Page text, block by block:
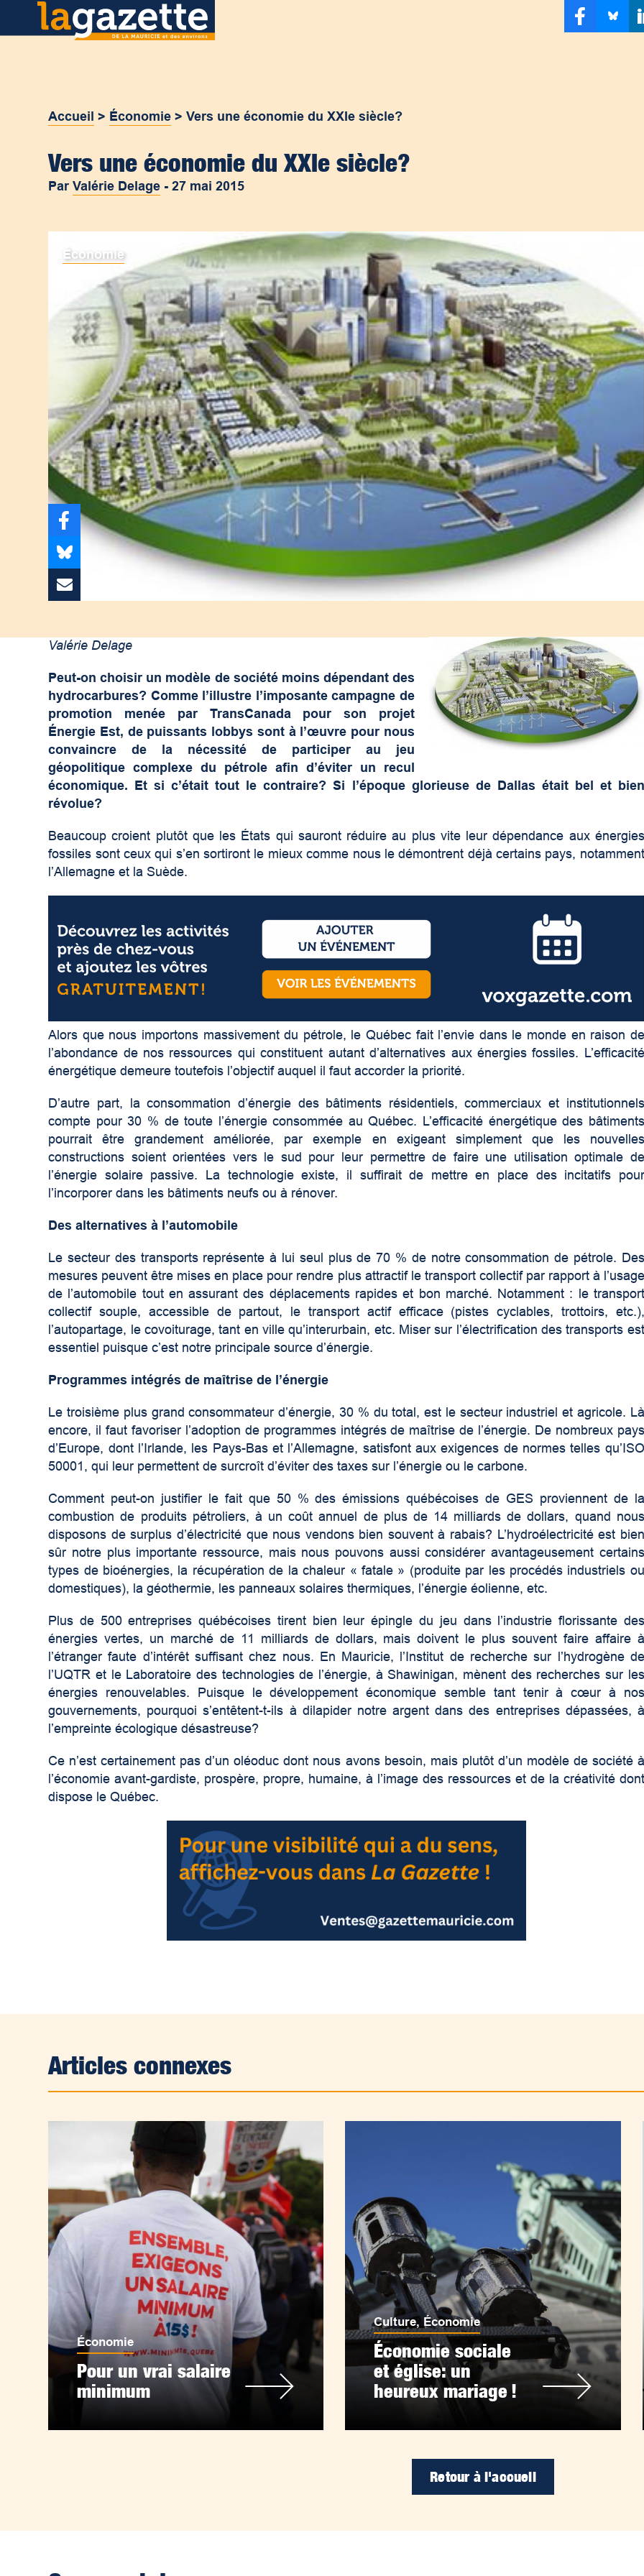
Accueil > Économie >Vers une économie du XXIe siècle?
Vers une économie du XXIe siècle?
ParValérie Delage -27 mai 2015
Économie
Valérie Delage
Peut-on choisir un modèle de société moins dépendant des
hydrocarbures? Comme l’illustre l’imposante campagne de
promotion menée par TransCanada pour son projet
Énergie Est, de puissants lobbys sont à l’œuvre pour nous
convaincre de la nécessité de participer au jeu
géopolitique complexe du pétrole afin d’éviter un recul
économique. Et si c’était tout le contraire? Si l’époque glorieuse de Dallas était bel et bien
révolue?
Beaucoup croient plutôt que les États qui sauront réduire au plus vite leur dépendance aux énergies
fossiles sont ceux qui s’en sortiront le mieux comme nous le démontrent déjà certains pays, notamment
l’Allemagne et la Suède.
Alors que nous importons massivement du pétrole, le Québec fait l’envie dans le monde en raison de
l’abondance de nos ressources qui constituent autant d’alternatives aux énergies fossiles. L’efficacité
énergétique demeure toutefois l’objectif auquel il faut accorder la priorité.
D’autre part, la consommation d’énergie des bâtiments résidentiels, commerciaux et institutionnels
compte pour 30 % de toute l’énergie consommée au Québec. L’efficacité énergétique des bâtiments
pourrait être grandement améliorée, par exemple en exigeant simplement que les nouvelles
constructions soient orientées vers le sud pour leur permettre de faire une utilisation optimale de
l’énergie solaire passive. La technologie existe, il suffirait de mettre en place des incitatifs pour
l’incorporer dans les bâtiments neufs ou à rénover.
Des alternatives à l’automobile
Le secteur des transports représente à lui seul plus de 70 % de notre consommation de pétrole. Des
mesures peuvent être mises en place pour rendre plus attractif le transport collectif par rapport à l’usage
de l’automobile tout en assurant des déplacements rapides et bon marché. Notamment : le transport
collectif souple, accessible de partout, le transport actif efficace (pistes cyclables, trottoirs, etc.),
l’autopartage, le covoiturage, tant en ville qu’interurbain, etc. Miser sur l’électrification des transports est
essentiel puisque c’est notre principale source d’énergie.
Programmes intégrés de maîtrise de l’énergie
Le troisième plus grand consommateur d’énergie, 30 % du total, est le secteur industriel et agricole. Là
encore, il faut favoriser l’adoption de programmes intégrés de maîtrise de l’énergie. De nombreux pays
d’Europe, dont l’Irlande, les Pays-Bas et l’Allemagne, satisfont aux exigences de normes telles qu’ISO
50001, qui leur permettent de surcroît d’éviter des taxes sur l’énergie ou le carbone.
Comment peut-on justifier le fait que 50 % des émissions québécoises de GES proviennent de la
combustion de produits pétroliers, à un coût annuel de plus de 14 milliards de dollars, quand nous
disposons de surplus d’électricité que nous vendons bien souvent à rabais? L’hydroélectricité est bien
sûr notre plus importante ressource, mais nous pouvons aussi considérer avantageusement certains
types de bioénergies, la récupération de la chaleur « fatale » (produite par les procédés industriels ou
domestiques), la géothermie, les panneaux solaires thermiques, l’énergie éolienne, etc.
Plus de 500 entreprises québécoises tirent bien leur épingle du jeu dans l’industrie florissante des
énergies vertes, un marché de 11 milliards de dollars, mais doivent le plus souvent faire affaire à
l’étranger faute d’intérêt suffisant chez nous. En Mauricie, l’Institut de recherche sur l’hydrogène de
l’UQTR et le Laboratoire des technologies de l’énergie, à Shawinigan, mènent des recherches sur les
énergies renouvelables. Puisque le développement économique semble tant tenir à cœur à nos
gouvernements, pourquoi s’entêtent-t-ils à dilapider notre argent dans des entreprises dépassées, à
l’empreinte écologique désastreuse?
Ce n’est certainement pas d’un oléoduc dont nous avons besoin, mais plutôt d’un modèle de société à
l’économie avant-gardiste, prospère, propre, humaine, à l’image des ressources et de la créativité dont
dispose le Québec.
Articles connexes
Économie
Pour un vrai salaire
minimum
Culture, Économie
Économie sociale
et église: un
heureux mariage !
Retour à l'accueil